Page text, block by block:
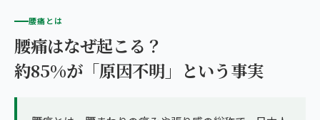
腰痛とは
腰痛はなぜ起こる？
約85%が「原因不明」という事実